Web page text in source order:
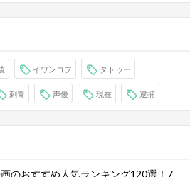
イワンコフ タトゥー
刺青 声優 現在 逮捕
のおすすめ人気ランキング120選！7